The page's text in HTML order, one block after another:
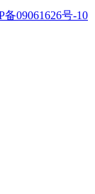
备09061626号-10